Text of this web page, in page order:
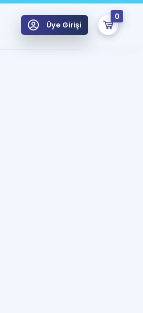
Üye Girişi
0